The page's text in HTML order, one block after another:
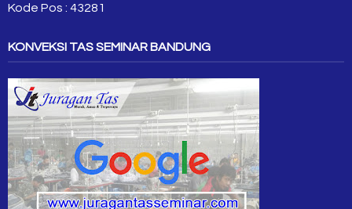
Kode Pos : 43281
KONVEKSI TAS SEMINAR BANDUNG